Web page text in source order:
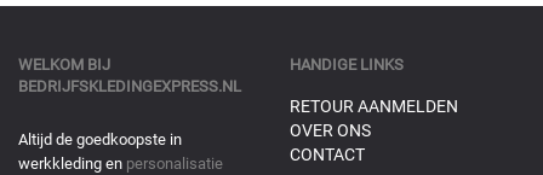
WELKOM BIJ
BEDRIJFSKLEDINGEXPRESS.NL
Altijd de goedkoopste in
werkkleding en personalisatie
HANDIGE LINKS
RETOUR AANMELDEN
OVER ONS
CONTACT